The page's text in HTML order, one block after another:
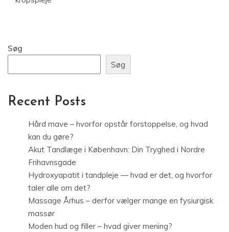
Søg
Søg
Recent Posts
Hård mave – hvorfor opstår forstoppelse, og hvad
kan du gøre?
Akut Tandlæge i København: Din Tryghed i Nordre
Frihavnsgade
Hydroxyapatit i tandpleje — hvad er det, og hvorfor
taler alle om det?
Massage Århus – derfor vælger mange en fysiurgisk
massør
Moden hud og filler – hvad giver mening?